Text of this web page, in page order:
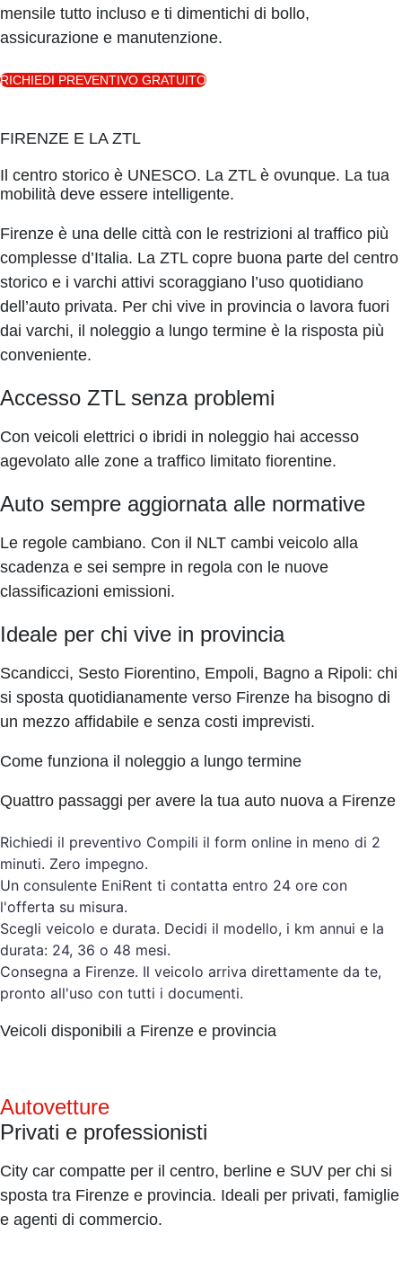
mensile tutto incluso e ti dimentichi di bollo,
assicurazione e manutenzione.
RICHIEDI PREVENTIVO GRATUITO
FIRENZE E LA ZTL
Il centro storico è UNESCO. La ZTL è ovunque. La tua
mobilità deve essere intelligente.
Firenze è una delle città con le restrizioni al traffico più
complesse d’Italia. La ZTL copre buona parte del centro
storico e i varchi attivi scoraggiano l’uso quotidiano
dell’auto privata. Per chi vive in provincia o lavora fuori
dai varchi, il noleggio a lungo termine è la risposta più
conveniente.
Accesso ZTL senza problemi
Con veicoli elettrici o ibridi in noleggio hai accesso
agevolato alle zone a traffico limitato fiorentine.
Auto sempre aggiornata alle normative
Le regole cambiano. Con il NLT cambi veicolo alla
scadenza e sei sempre in regola con le nuove
classificazioni emissioni.
Ideale per chi vive in provincia
Scandicci, Sesto Fiorentino, Empoli, Bagno a Ripoli: chi
si sposta quotidianamente verso Firenze ha bisogno di
un mezzo affidabile e senza costi imprevisti.
Come funziona il noleggio a lungo termine
Quattro passaggi per avere la tua auto nuova a Firenze
Richiedi il preventivo Compili il form online in meno di 2
minuti. Zero impegno.
Un consulente EniRent ti contatta entro 24 ore con
l'offerta su misura.
Scegli veicolo e durata. Decidi il modello, i km annui e la
durata: 24, 36 o 48 mesi.
Consegna a Firenze. Il veicolo arriva direttamente da te,
pronto all'uso con tutti i documenti.
Veicoli disponibili a Firenze e provincia
Autovetture
Privati e professionisti
City car compatte per il centro, berline e SUV per chi si
sposta tra Firenze e provincia. Ideali per privati, famiglie
e agenti di commercio.